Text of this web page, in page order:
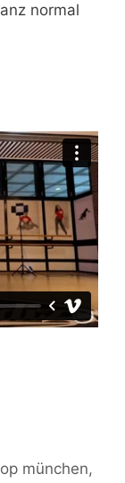
normal
münchen,